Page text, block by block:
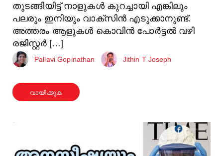
തുടങ്ങിയിട്ട് നാളുകൾ കുറച്ചായി എങ്കിലും
പലരും ഇനിയും വാക്സിൻ എടുക്കാനുണ്ട്.
അത്തരം ആളുകൾ കൊവിൻ പോർട്ടൽ വഴി
രജിസ്റ്റർ […]
Pallavi Gopinathan Jithin T Joseph
വായിക്കുക